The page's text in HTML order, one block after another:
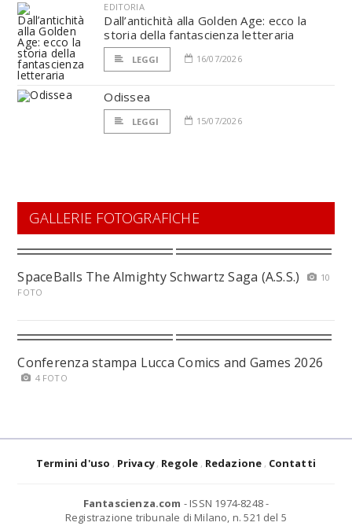
EDITORIA
Dall’antichità alla Golden Age: ecco la
storia della fantascienza letteraria
LEGGI 16/07/2026
Odissea
LEGGI 15/07/2026
GALLERIE FOTOGRAFICHE
SpaceBalls The Almighty Schwartz Saga (A.S.S.)
10
FOTO
Conferenza stampa Lucca Comics and Games 2026
4 FOTO
Termini d'uso Privacy Regole Redazione Contatti
Fantascienza.com - ISSN 1974-8248 -
Registrazione tribunale di Milano, n. 521 del 5